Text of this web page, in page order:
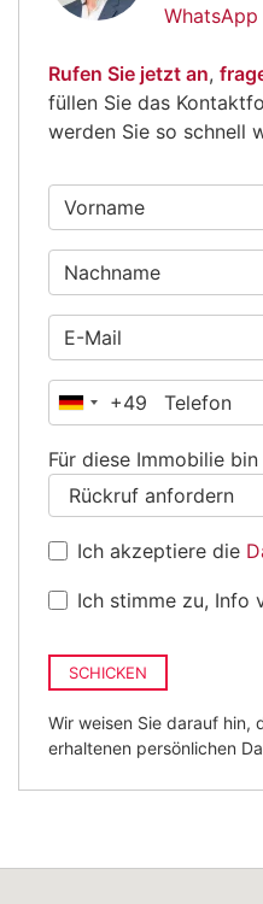
WhatsApp
Rufen Sie jetzt an,
füllen Sie das
werden Sie so schnell
Deutschland
+49
Für diese Immobilie
Ich akzeptiere die
Ich stimme zu, Info
SCHICKEN
Wir weisen Sie darauf hin,
erhaltenen persönlichen